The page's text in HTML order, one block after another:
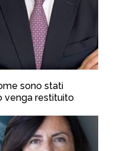
sono stati
venga restituito